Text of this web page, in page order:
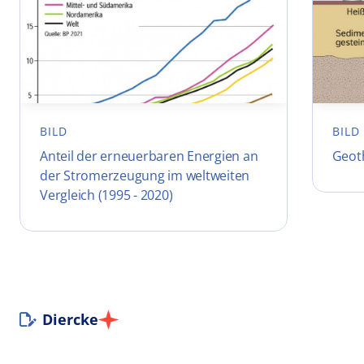
BILD
Anteil der erneuerbaren Energien an
der Stromerzeugung im weltweiten
Vergleich (1995 - 2020)
BILD
Diercke